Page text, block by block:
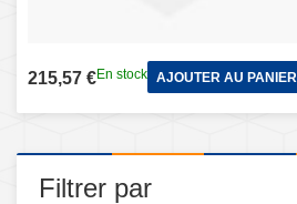
215,57 €En stock AJOUTER AU PANIER
Filtrer par